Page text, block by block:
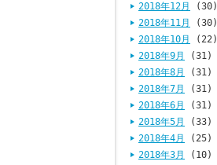
2018年12月
(30)
2018年11月
(30)
2018年10月
(22)
2018年9月
(31)
2018年8月
(31)
2018年7月
(31)
2018年6月
(31)
2018年5月
(33)
2018年4月
(25)
2018年3月
(10)